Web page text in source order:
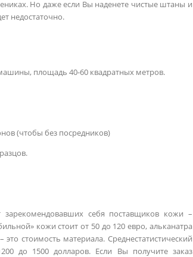
Но даже если Вы наденете чистые штаны и
недостаточно.
площадь 40-60 квадратных метров.
(чтобы без посредников)
себя поставщиков кожи –
кожи стоит от 50 до 120 евро, альканатра
стоимость материала. Среднестатистический
до 1500 долларов. Если Вы получите заказ